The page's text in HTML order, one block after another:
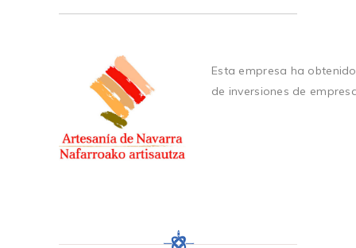
Esta empresa ha
de inversiones de